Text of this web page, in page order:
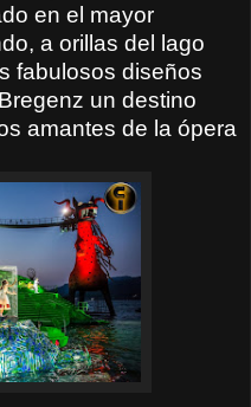
en el mayor
a orillas del lago
fabulosos diseños
un destino
amantes de la ópera